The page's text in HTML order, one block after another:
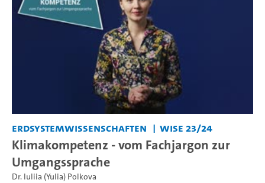
Erdsystemwissenschaften WiSe 23/24
Klimakompetenz - vom Fachjargon zur
Umgangssprache
Dr. Iuliia (Yulia) Polkova